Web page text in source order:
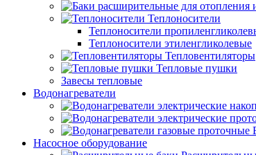
Теплоносители
Теплоносители
Теплоносители этиленгликолевые
Тепловентиляторы
Тепловые пушки
Завесы тепловые
Водонагреватели
Насосное оборудование